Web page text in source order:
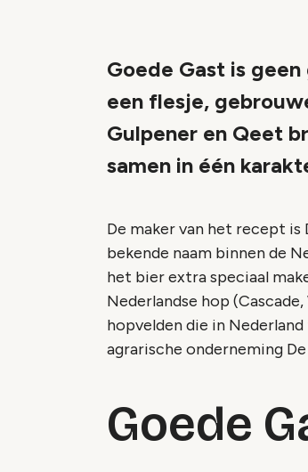
Goede Gast is
een flesje,
Gulpener en Qeet
samen in één
De maker van het recept
bekende naam binnen de
het bier extra speciaal
Nederlandse hop
hopvelden die in
agrarische onderneming
Goede